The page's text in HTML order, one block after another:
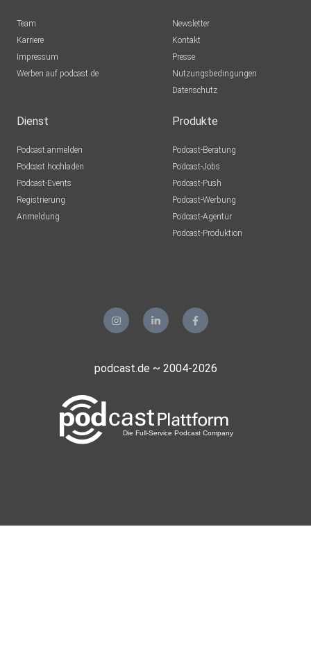
Team
Karriere
Impressum
Werben auf podcast.de
Newsletter
Kontakt
Presse
Nutzungsbedingungen
Datenschutz
Dienst
Podcast anmelden
Podcast hochladen
Podcast-Events
Registrierung
Anmeldung
Produkte
Podcast-Beratung
Podcast-Jobs
Podcast-Push
Podcast-Werbung
Podcast-Agentur
Podcast-Produktion
podcast.de ~ 2004-2026